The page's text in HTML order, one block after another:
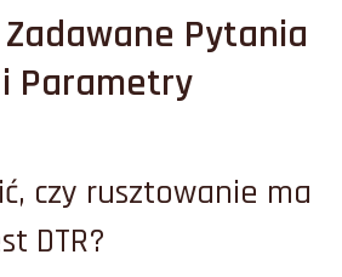
Zadawane Pytania
Parametry
czy rusztowanie ma
DTR?